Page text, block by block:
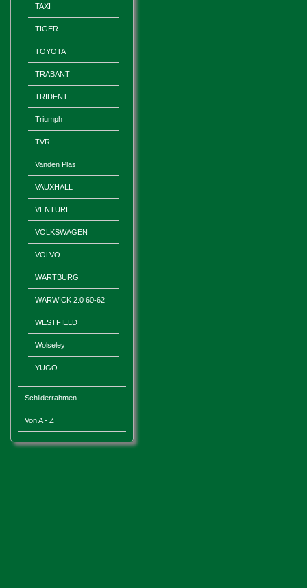
TAXI
TIGER
TOYOTA
TRABANT
TRIDENT
Triumph
TVR
Vanden Plas
VAUXHALL
VENTURI
VOLKSWAGEN
VOLVO
WARTBURG
WARWICK 2.0 60-62
WESTFIELD
Wolseley
YUGO
Schilderrahmen
Von A - Z